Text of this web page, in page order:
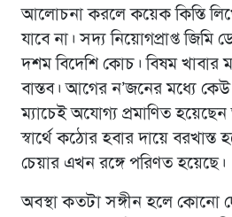
আলোচনা করলে কয়েক কিস্তি
যাবে না। সদ্য নিয়োগপ্রাপ্ত জিমি
দশম বিদেশি কোচ। বিষম
বাস্তব। আগের ন’জনের মধ্যে
ম্যাচেই অযোগ্য প্রমাণিত
স্বার্থে কঠোর হবার দায়ে বরখাস্ত
চেয়ার এখন রঙ্গে পরিণত হয়েছে।
অবস্থা কতটা সঙ্গীন হলে কোনো